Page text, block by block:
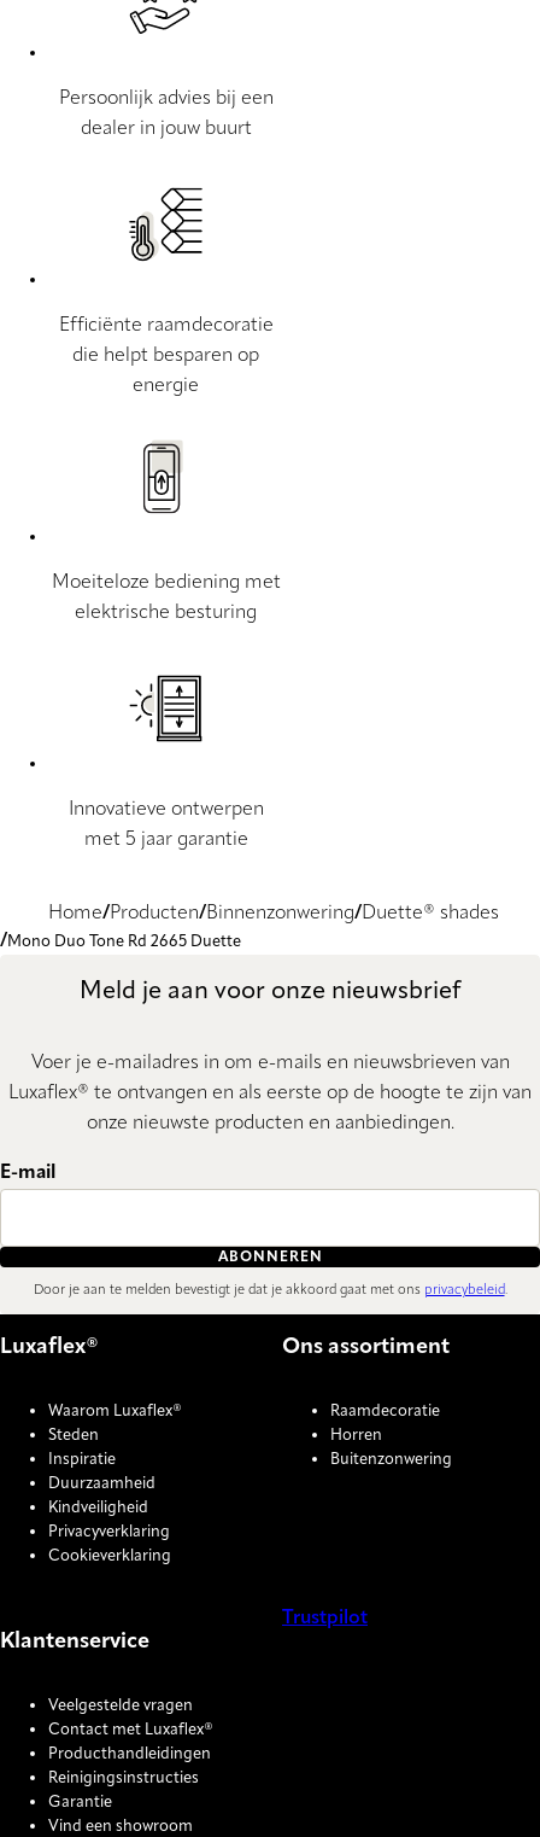
Persoonlijk advies bij een
dealer in jouw buurt
Efficiënte raamdecoratie
die helpt besparen op
energie
Moeiteloze bediening met
elektrische besturing
Innovatieve ontwerpen
met 5 jaar garantie
Home Producten Binnenzonwering Duette® shades
Mono Duo Tone Rd 2665 Duette
Meld je aan voor onze nieuwsbrief
Voer je e-mailadres in om e-mails en nieuwsbrieven van
Luxaflex® te ontvangen en als eerste op de hoogte te zijn van
onze nieuwste producten en aanbiedingen.
E-mail
ABONNEREN
Door je aan te melden bevestigt je dat je akkoord gaat met ons privacybeleid.
Luxaflex®
Waarom Luxaflex®
Steden
Inspiratie
Duurzaamheid
Kindveiligheid
Privacyverklaring
Cookieverklaring
Ons assortiment
Raamdecoratie
Horren
Buitenzonwering
Klantenservice
Veelgestelde vragen
Contact met Luxaflex®
Producthandleidingen
Reinigingsinstructies
Garantie
Vind een showroom
Trustpilot